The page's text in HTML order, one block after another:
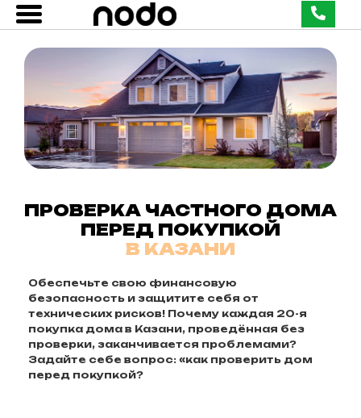
ПРОВЕРКА ЧАСТНОГО ДОМА
ПЕРЕД ПОКУПКОЙ
В КАЗАНИ
Обеспечьте свою финансовую
безопасность и защитите себя от
технических рисков! Почему каждая 20-я
покупка дома в Казани, проведённая без
проверки, заканчивается проблемами?
Задайте себе вопрос: «как проверить дом
перед покупкой?